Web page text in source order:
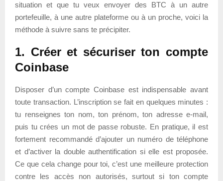
situation et que tu veux envoyer des BTC à un autre
portefeuille, à une autre plateforme ou à un proche, voici la
méthode à suivre sans te précipiter.
1. Créer et sécuriser ton compte
Coinbase
Disposer d’un compte Coinbase est indispensable avant
toute transaction. L’inscription se fait en quelques minutes :
tu renseignes ton nom, ton prénom, ton adresse e-mail,
puis tu crées un mot de passe robuste. En pratique, il est
fortement recommandé d’ajouter un numéro de téléphone
et d’activer la double authentification si elle est proposée.
Ce que cela change pour toi, c’est une meilleure protection
contre les accès non autorisés, surtout si ton compte